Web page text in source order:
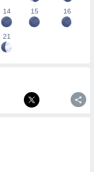
14 15 16
21